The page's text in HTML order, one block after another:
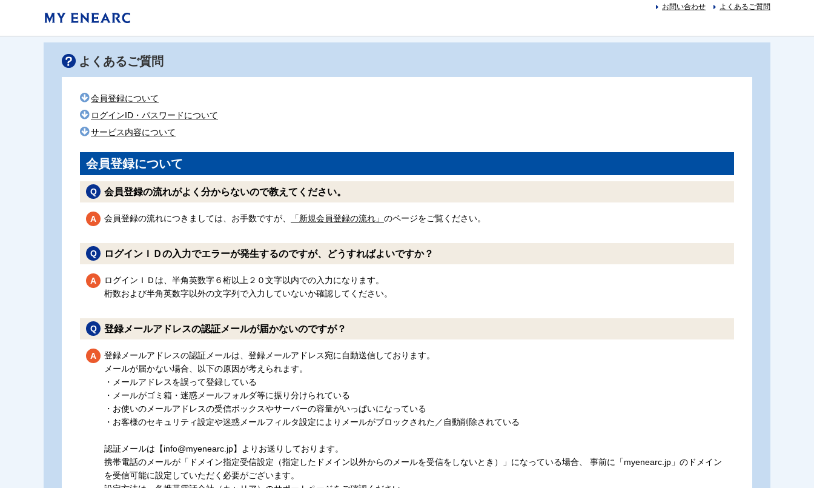
お問い合わせ よくあるご質問
よくあるご質問
会員登録について
ログインID・パスワードについて
サービス内容について
会員登録について
会員登録の流れがよく分からないので教えてください。
会員登録の流れにつきましては、お手数ですが、 「新規会員登録の流れ」 のページをご覧ください。
ログインＩＤの入力でエラーが発生するのですが、どうすればよいですか？
ログインＩＤは、半角英数字６桁以上２０文字以内での入力になります。
桁数および半角英数字以外の文字列で入力していないか確認してください。
登録メールアドレスの認証メールが届かないのですが？
登録メールアドレスの認証メールは、登録メールアドレス宛に自動送信しております。
メールが届かない場合、以下の原因が考えられます。
・メールアドレスを誤って登録している
・メールがゴミ箱・迷惑メールフォルダ等に振り分けられている
・お使いのメールアドレスの受信ボックスやサーバーの容量がいっぱいになっている
・お客様のセキュリティ設定や迷惑メールフィルタ設定によりメールがブロックされた／自動削除されている
認証メールは【info@myenearc.jp】よりお送りしております。
携帯電話のメールが「ドメイン指定受信設定（指定したドメイン以外からのメールを受信をしないとき）」になっている場合、 事前に「myenearc.jp」のドメイン
を受信可能に設定していただく必要がございます。